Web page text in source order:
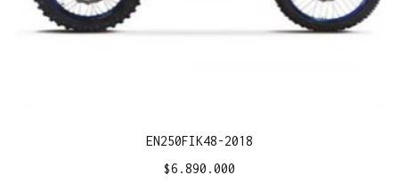
EN250FIK48-2018
$6.890.000